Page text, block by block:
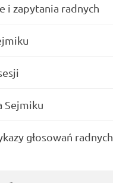
i zapytania radnych
Sejmiku
głosowań radnych